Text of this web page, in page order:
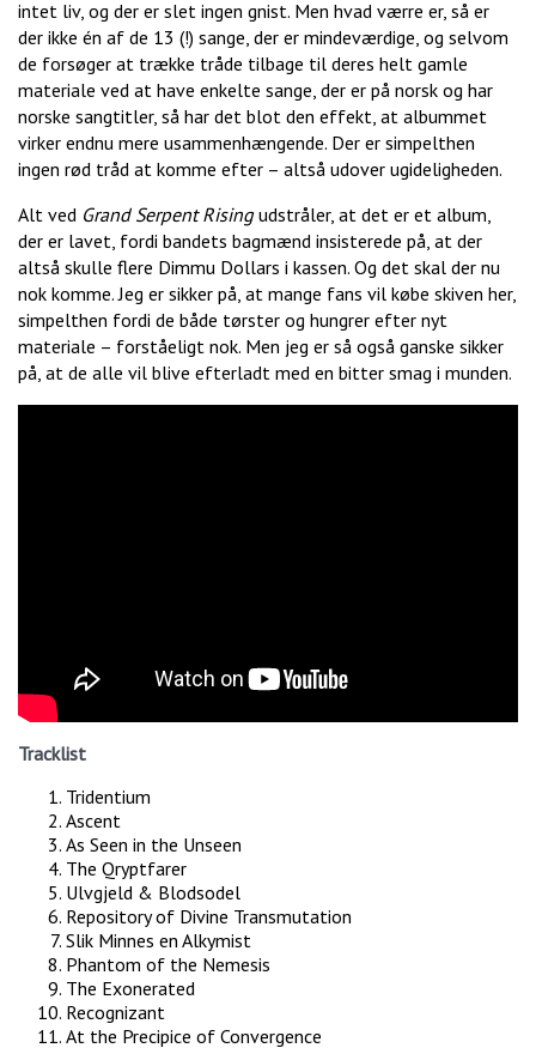
intet liv, og der er slet ingen gnist. Men hvad værre er, så er
der ikke én af de 13 (!) sange, der er mindeværdige, og selvom
de forsøger at trække tråde tilbage til deres helt gamle
materiale ved at have enkelte sange, der er på norsk og har
norske sangtitler, så har det blot den effekt, at albummet
virker endnu mere usammenhængende. Der er simpelthen
ingen rød tråd at komme efter – altså udover ugideligheden.
Alt ved Grand Serpent Risingudstråler, at det er et album,
der er lavet, fordi bandets bagmænd insisterede på, at der
altså skulle flere Dimmu Dollars i kassen. Og det skal der nu
nok komme. Jeg er sikker på, at mange fans vil købe skiven her,
simpelthen fordi de både tørster og hungrer efter nyt
materiale – forståeligt nok. Men jeg er så også ganske sikker
på, at de alle vil blive efterladt med en bitter smag i munden.
Tracklist
Tridentium
Ascent
As Seen in the Unseen
The Qryptfarer
Ulvgjeld & Blodsodel
Repository of Divine Transmutation
Slik Minnes en Alkymist
Phantom of the Nemesis
The Exonerated
Recognizant
At the Precipice of Convergence